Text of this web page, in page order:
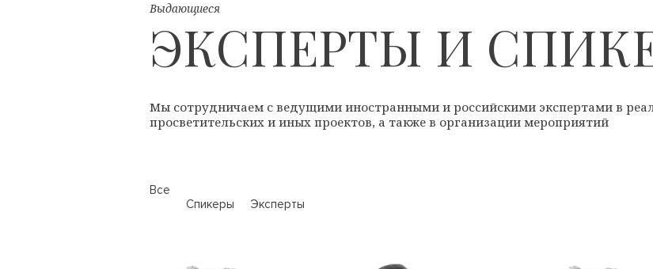
Выдающиеся
ЭКСПЕРТЫ И
Мы сотрудничаем с ведущими иностранными и российскими экспертами в
просветительских и иных проектов, а также в организации мероприятий
Все
Спикеры
Эксперты